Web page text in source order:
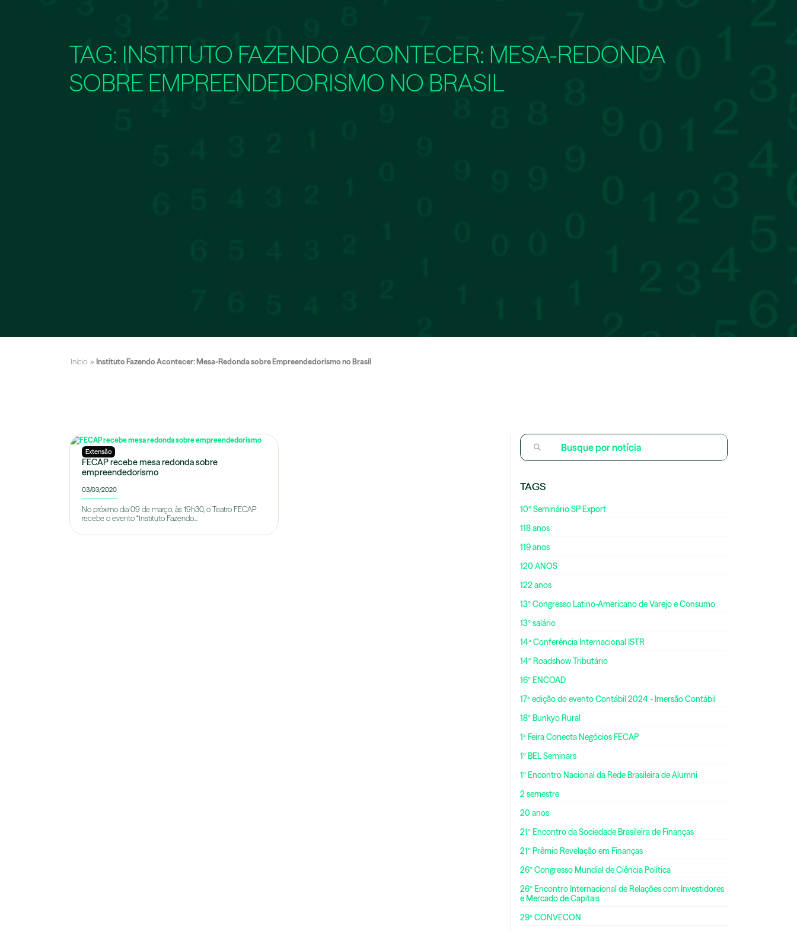
TAG: INSTITUTO FAZENDO ACONTECER: MESA-REDONDA
SOBRE EMPREENDEDORISMO NO BRASIL
Início » Instituto Fazendo Acontecer: Mesa-Redonda sobre Empreendedorismo no Brasil
Extensão
FECAP recebe mesa redonda sobre
empreendedorismo
03/03/2020
No próximo dia 09 de março, às 19h30, o Teatro FECAP
recebe o evento “Instituto Fazendo...
TAGS
10º Seminário SP Export
118 anos
119 anos
120 ANOS
122 anos
13º Congresso Latino-Americano de Varejo e Consumo
13º salário
14ª Conferência Internacional ISTR
14º Roadshow Tributário
16º ENCOAD
17ª edição do evento Contábil 2024 - Imersão Contábil
18º Bunkyo Rural
1ª Feira Conecta Negócios FECAP
1º BEL Seminars
1º Encontro Nacional da Rede Brasileira de Alumni
2 semestre
20 anos
21º Encontro da Sociedade Brasileira de Finanças
21º Prêmio Revelação em Finanças
26º Congresso Mundial de Ciência Política
26º Encontro Internacional de Relações com Investidores
e Mercado de Capitais
29ª CONVECON